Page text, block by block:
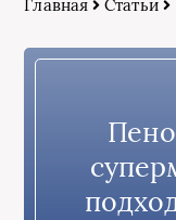
Главная Статьи